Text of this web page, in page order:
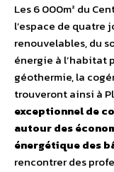
Les 6 000m² du
l’espace de quatre
renouvelables, du
énergie à l’habitat
géothermie, la
trouveront ainsi à
exceptionnel de
autour des
énergétique des
rencontrer des